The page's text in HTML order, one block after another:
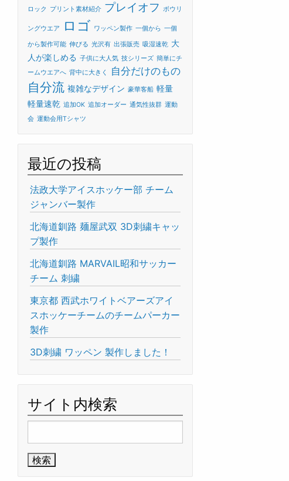
ロック プリント素材紹介 プレイオフ ボウリ
ングウエア ロゴ ワッペン製作 一個から 一個
から製作可能 伸びる 光沢有 出張販売 吸湿速乾 大
人が楽しめる 子供に大人気 技シリーズ 簡単にチ
ームウエアへ 背中に大きく 自分だけのもの
自分流 複雑なデザイン 豪華客船 軽量
軽量速乾 追加OK 追加オーダー 通気性抜群 運動
会 運動会用Tシャツ
最近の投稿
法政大学アイスホッケー部 チーム
ジャンバー製作
北海道釧路 麺屋武双 3D刺繍キャッ
プ製作
北海道釧路 MARVAIL昭和サッカー
チーム 刺繍
東京都 西武ホワイトベアーズアイ
スホッケーチームのチームパーカー
製作
3D刺繍 ワッペン 製作しました！
サイト内検索
索: